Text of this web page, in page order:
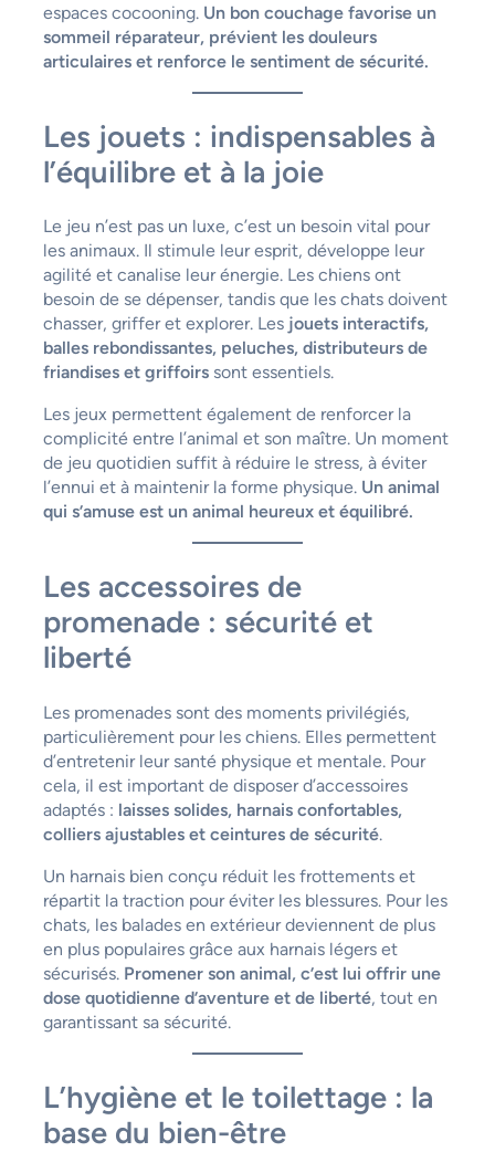
espaces cocooning. Un bon couchage favorise un
sommeil réparateur, prévient les douleurs
articulaires et renforce le sentiment de sécurité.
Les jouets : indispensables à
l’équilibre et à la joie
Le jeu n’est pas un luxe, c’est un besoin vital pour
les animaux. Il stimule leur esprit, développe leur
agilité et canalise leur énergie. Les chiens ont
besoin de se dépenser, tandis que les chats doivent
chasser, griffer et explorer. Les jouets interactifs,
balles rebondissantes, peluches, distributeurs de
friandises et griffoirssont essentiels.
Les jeux permettent également de renforcer la
complicité entre l’animal et son maître. Un moment
de jeu quotidien suffit à réduire le stress, à éviter
l’ennui et à maintenir la forme physique. Un animal
qui s’amuse est un animal heureux et équilibré.
Les accessoires de
promenade : sécurité et
liberté
Les promenades sont des moments privilégiés,
particulièrement pour les chiens. Elles permettent
d’entretenir leur santé physique et mentale. Pour
cela, il est important de disposer d’accessoires
adaptés : laisses solides, harnais confortables,
colliers ajustables et ceintures de sécurité.
Un harnais bien conçu réduit les frottements et
répartit la traction pour éviter les blessures. Pour les
chats, les balades en extérieur deviennent de plus
en plus populaires grâce aux harnais légers et
sécurisés. Promener son animal, c’est lui offrir une
dose quotidienne d’aventure et de liberté, tout en
garantissant sa sécurité.
L’hygiène et le toilettage : la
base du bien-être